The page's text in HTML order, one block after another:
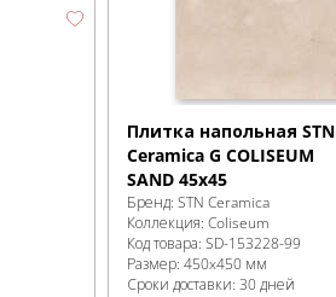
Плитка напольная STN
Ceramica G COLISEUM
SAND 45x45
Бренд:STN Ceramica
Коллекция:Coliseum
Код товара:SD-153228-99
Размер:450x450 мм
Сроки доставки: 30 дней